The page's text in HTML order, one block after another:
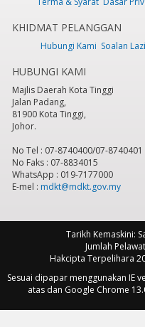
6pm
8 pm
9 pm
11pm
KHIDMAT PELANGGAN
Hubungi Kami Soalan
HUBUNGI KAMI
Majlis Daerah Kota Tinggi
Jalan Padang,
81900 Kota Tinggi,
Johor.
No Tel : 07-8740400/07-8740401
No Faks : 07-8834015
WhatsApp : 019-7177000
E-mel : mdkt@mdkt.gov.my
Tarikh Kemaskini:
Jumlah
Hakcipta Terpelihara
Sesuai dipapar menggunakan IE
atas dan Google Chrome